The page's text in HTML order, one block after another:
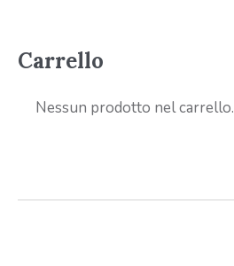
Carrello
Nessun prodotto nel carrello.